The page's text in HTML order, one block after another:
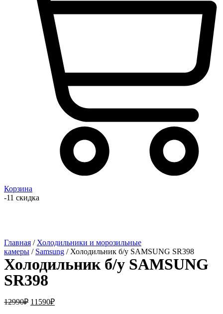
Корзина
-11 скидка
Главная / Холодильники и морозильные
камеры / Samsung / Холодильник б/у SAMSUNG SR398
Холодильник б/у SAMSUNG
SR398
12990₽ 11590₽